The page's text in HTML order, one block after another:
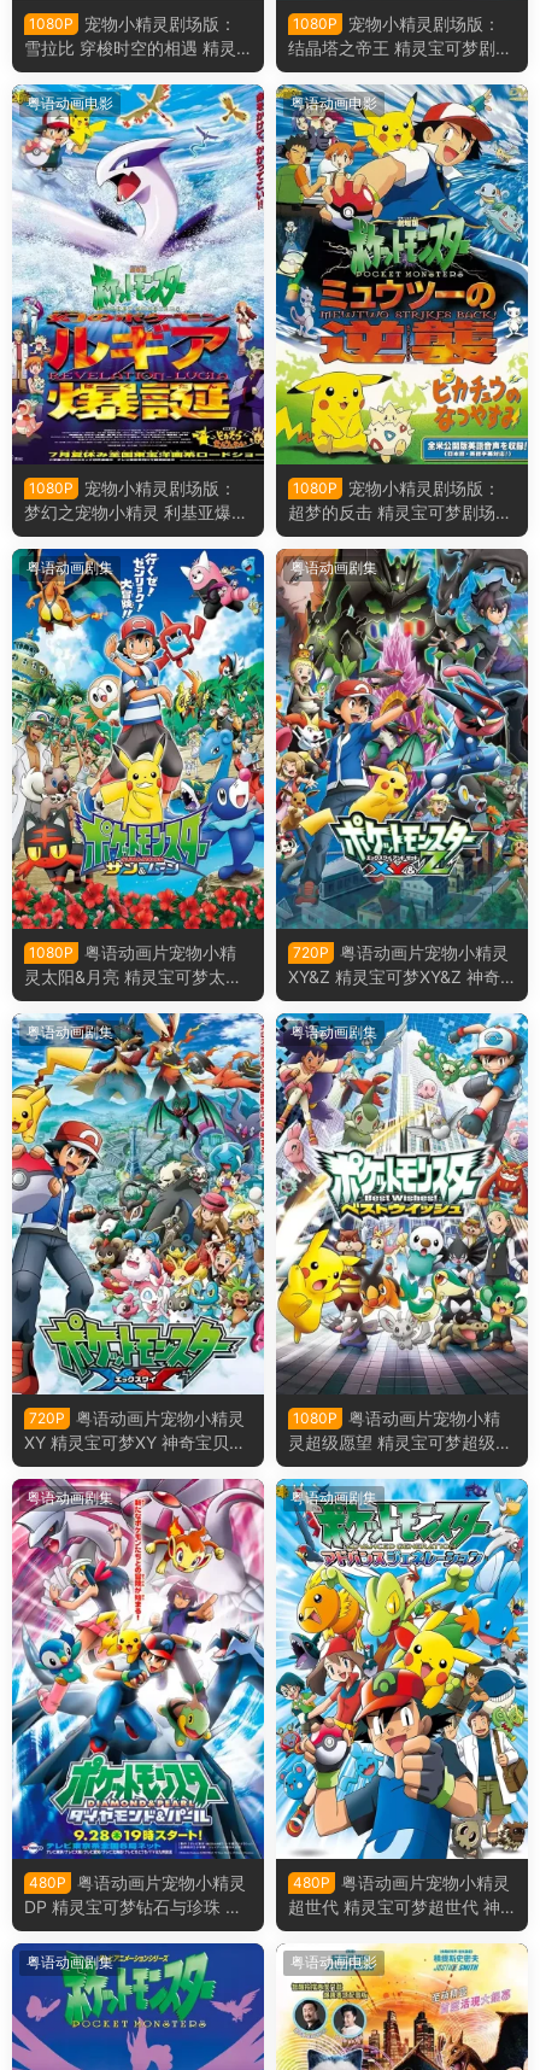
1080P
宠物小精灵剧场版：
雪拉比 穿梭时空的相遇 精灵
宝可梦剧场版：时拉比 穿越时
空的相遇粤语版
1080P
宠物小精灵剧场版：
结晶塔之帝王 精灵宝可梦剧场
版：结晶塔的帝王粤语版
粤语动画电影
1080P
宠物小精灵剧场版：
梦幻之宠物小精灵 利基亚爆诞
精灵宝可梦剧场版：洛奇亚爆
诞粤语版
粤语动画电影
1080P
宠物小精灵剧场版：
超梦的反击 精灵宝可梦剧场
版：超梦的逆袭粤语版
粤语动画剧集
1080P
粤语动画片宠物小精
灵太阳&月亮 精灵宝可梦太阳
&月亮 神奇宝贝太阳&月亮粤
语版
粤语动画剧集
720P
粤语动画片宠物小精灵
XY&Z 精灵宝可梦XY&Z 神奇
宝贝XY&Z粤语版
粤语动画剧集
720P
粤语动画片宠物小精灵
XY 精灵宝可梦XY 神奇宝贝XY
粤语版
粤语动画剧集
1080P
粤语动画片宠物小精
灵超级愿望 精灵宝可梦超级愿
望 神奇宝贝超级愿望 宠物小
精灵BW粤语版
粤语动画剧集
480P
粤语动画片宠物小精灵
DP 精灵宝可梦钻石与珍珠 神
奇宝贝DP 宠物小精灵钻石&珍
珠粤语版
粤语动画剧集
480P
粤语动画片宠物小精灵
超世代 精灵宝可梦超世代 神
奇宝贝超世代 宠物小精灵AG
粤语版
粤语动画剧集 粤语动画电影